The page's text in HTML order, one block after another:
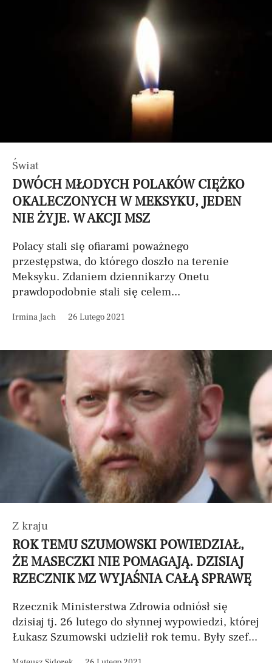
Świat
DWÓCH MŁODYCH POLAKÓW CIĘŻKO
OKALECZONYCH W MEKSYKU, JEDEN
NIE ŻYJE. W AKCJI MSZ
Polacy stali się ofiarami poważnego
przestępstwa, do którego doszło na terenie
Meksyku. Zdaniem dziennikarzy Onetu
prawdopodobnie stali się celem...
Irmina Jach 26 Lutego 2021
Z kraju
ROK TEMU SZUMOWSKI POWIEDZIAŁ,
ŻE MASECZKI NIE POMAGAJĄ. DZISIAJ
RZECZNIK MZ WYJAŚNIA CAŁĄ SPRAWĘ
Rzecznik Ministerstwa Zdrowia odniósł się
dzisiaj tj. 26 lutego do słynnej wypowiedzi, której
Łukasz Szumowski udzielił rok temu. Były szef...